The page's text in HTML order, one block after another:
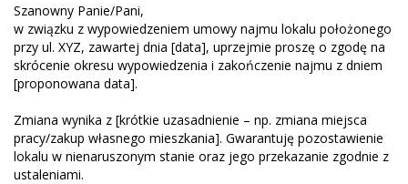
Szanowny Panie/Pani,
w związku z wypowiedzeniem umowy najmu lokalu położonego
przy ul. XYZ, zawartej dnia [data], uprzejmie proszę o zgodę na
skrócenie okresu wypowiedzenia i zakończenie najmu z dniem
[proponowana data].
Zmiana wynika z [krótkie uzasadnienie – np. zmiana miejsca
pracy/zakup własnego mieszkania]. Gwarantuję pozostawienie
lokalu w nienaruszonym stanie oraz jego przekazanie zgodnie z
ustaleniami.